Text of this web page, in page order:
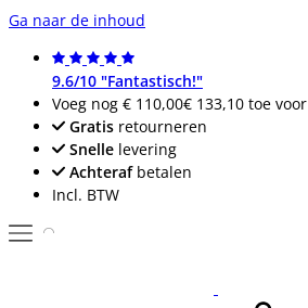
Ga naar de inhoud
9.6/10 "Fantastisch!"
Voeg nog € 110,00€ 133,10 toe voor
Gratis retourneren
Snelle levering
Achterafbetalen
Incl. BTW